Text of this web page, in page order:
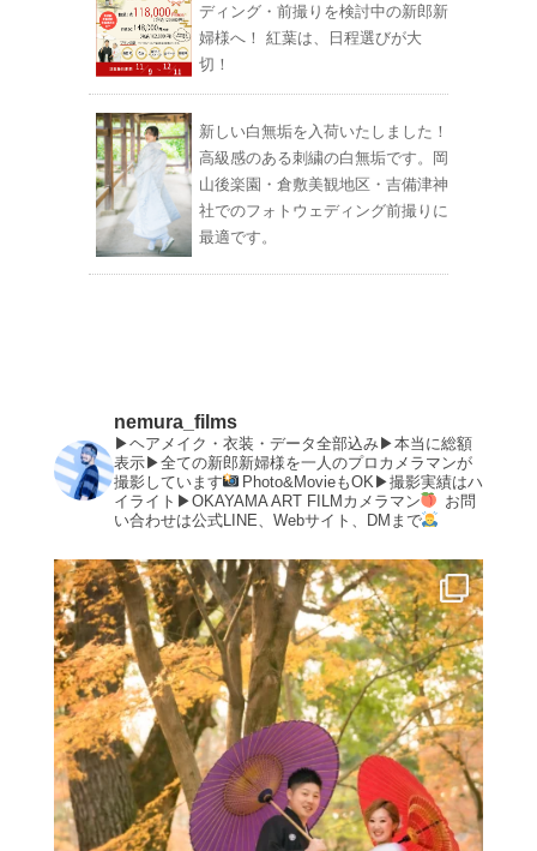
ディング・前撮りを検討中の新郎新
婦様へ！ 紅葉は、日程選びが大
切！
新しい白無垢を入荷いたしました！
高級感のある刺繍の白無垢です。岡
山後楽園・倉敷美観地区・吉備津神
社でのフォトウェディング前撮りに
最適です。
nemura_films
▶︎ヘアメイク・衣装・データ全部込み▶︎本当に総額
表示▶︎全ての新郎新婦様を一人のプロカメラマンが
撮影しています
Photo&MovieもOK▶︎撮影実績はハ
イライト▶︎OKAYAMA ART FILMカメラマン
お問
い合わせは公式LINE、Webサイト、DMまで